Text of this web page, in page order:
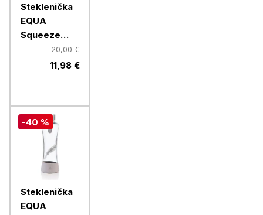
Steklenička
EQUA
Squeeze
Magnolia,
20,00 €
11,98 €
-40 %
Steklenička
EQUA